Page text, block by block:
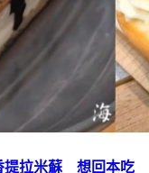
提拉米蘇 想回本吃